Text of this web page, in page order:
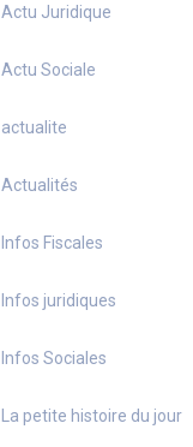
Actu Juridique
Actu Sociale
actualite
Actualités
Infos Fiscales
Infos juridiques
Infos Sociales
La petite histoire du jour